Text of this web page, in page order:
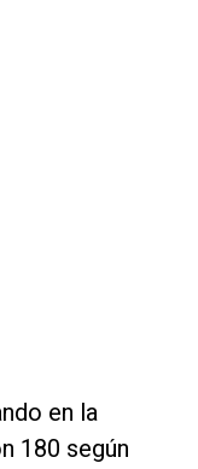
en la
180 según